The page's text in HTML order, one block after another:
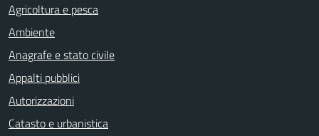
Agricoltura e pesca
Ambiente
Anagrafe e stato civile
Appalti pubblici
Autorizzazioni
Catasto e urbanistica